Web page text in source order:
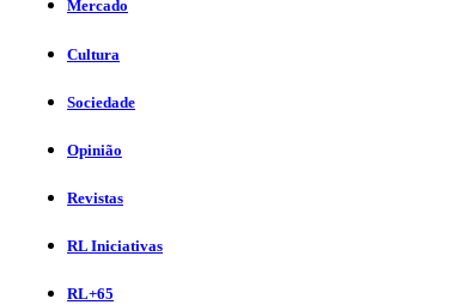
Mercado
Cultura
Sociedade
Opinião
Revistas
RL Iniciativas
RL+65